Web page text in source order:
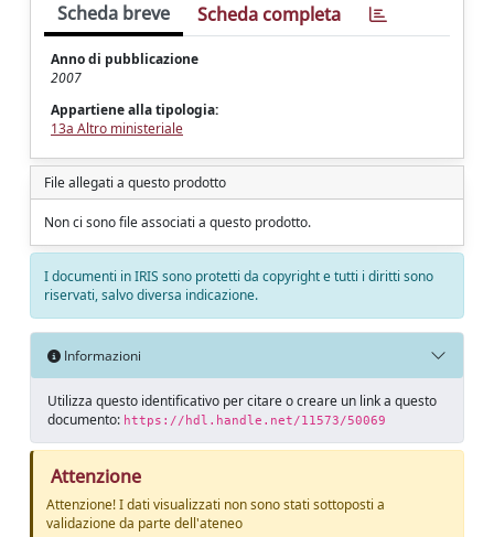
Scheda breve Scheda completa
Anno di pubblicazione
2007
Appartiene alla tipologia:
13a Altro ministeriale
File allegati a questo prodotto
Non ci sono file associati a questo prodotto.
I documenti in IRIS sono protetti da copyright e tutti i diritti sono
riservati, salvo diversa indicazione.
Informazioni
Utilizza questo identificativo per citare o creare un link a questo
documento: https://hdl.handle.net/11573/50069
Attenzione
Attenzione! I dati visualizzati non sono stati sottoposti a
validazione da parte dell'ateneo